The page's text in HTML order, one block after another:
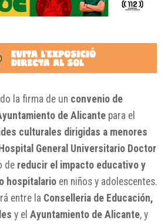
la firma de un convenio de
de Alicante para el
culturales dirigidas a menores
General Universitario Doctor
de reducir el impacto educativo y
hospitalario en niños y adolescentes.
entre la Conselleria de Educación,
y el Ayuntamiento de Alicante, y